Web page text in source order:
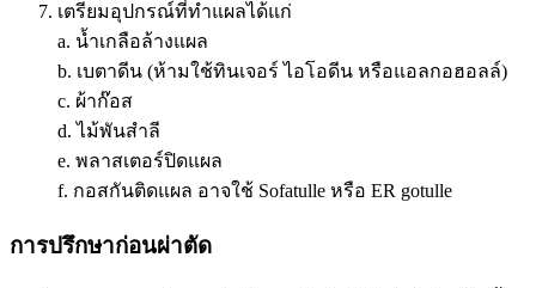
เตรียมอุปกรณ์ที่ทำแผลได้แก่
a. น้ำเกลือล้างแผล
b. เบตาดีน (ห้ามใช้ทินเจอร์ ไอโอดีน หรือแอลกอฮอลล์)
c. ผ้าก๊อส
d. ไม้พันสำลี
e. พลาสเตอร์ปิดแผล
f. กอสกันติดแผล อาจใช้ Sofatulle หรือ ER gotulle
การปรึกษาก่อนผ่าตัด